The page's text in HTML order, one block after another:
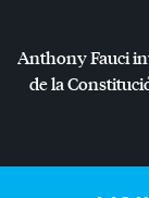
Anthony Fauci
de la